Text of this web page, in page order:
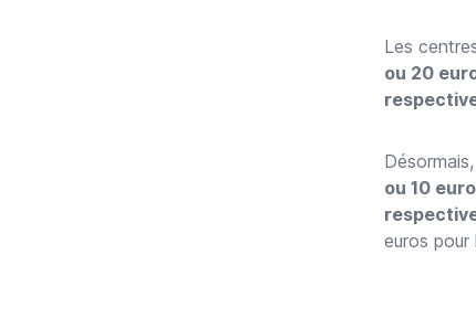
Les
ou 20
ou 10
euros pour